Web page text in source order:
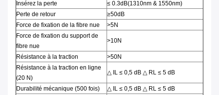
Insérez la perte
≤ 0.3dB(1310nm & 1550nm)
Perte de retour
≥50dB
Force de fixation de la fibre nue
>5N
Force de fixation du support de
fibre nue
>10N
Résistance à la traction
>50N
Résistance à la traction en ligne
(20 N)
△ IL ≤ 0,5 dB △ RL ≤ 5 dB
Durabilité mécanique (500 fois)
△ IL ≤ 0,5 dB △ RL ≤ 5 dB